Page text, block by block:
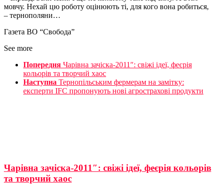
мовчу. Нехай цю роботу оцінюють ті, для кого вона робиться,
– тернополяни…
Газета ВО “Свобода”
See more
Попередня Чарівна зачіска-2011″: свіжі ідеї, феєрія
кольорів та творчий хаос
Наступна Тернопільським фермерам на замітку:
експерти IFC пропонують нові агрострахові продукти
Чарівна зачіска-2011″: свіжі ідеї, феєрія кольорів
та творчий хаос